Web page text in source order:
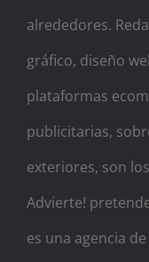
alrededores.
gráfico, diseño
plataformas
publicitarias,
exteriores, son
Advierte!
es una agencia